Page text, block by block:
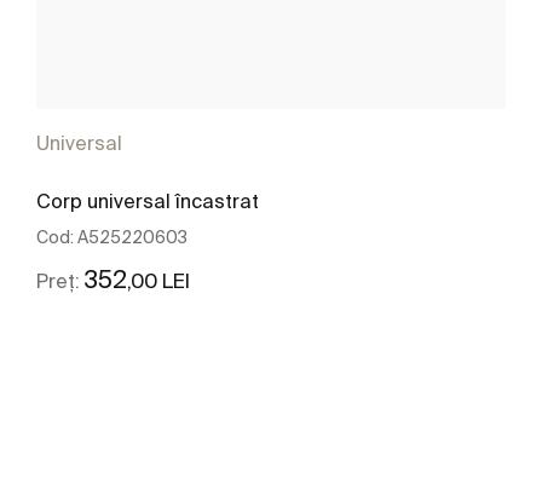
Universal
Corp universal încastrat
Cod: A525220603
Preț: 352,00 LEI